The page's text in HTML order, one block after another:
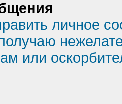
личное
или